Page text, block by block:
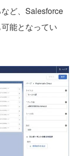
ど、Salesforce
能となってい